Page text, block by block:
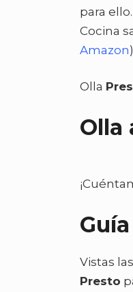
para
Cocina
Amazon
Olla
Olla
Vistas
Presto